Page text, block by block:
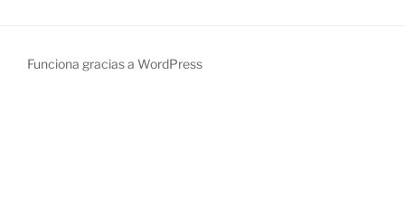
Funciona gracias a WordPress